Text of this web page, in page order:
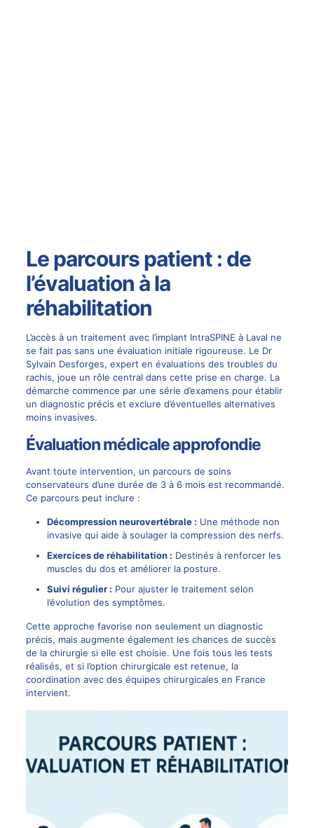
Le parcours patient : de
l’évaluation à la
réhabilitation
L’accès à un traitement avec l’implant IntraSPINE à Laval ne
se fait pas sans une évaluation initiale rigoureuse. Le Dr
Sylvain Desforges, expert en évaluations des troubles du
rachis, joue un rôle central dans cette prise en charge. La
démarche commence par une série d’examens pour établir
un diagnostic précis et exclure d’éventuelles alternatives
moins invasives.
Évaluation médicale approfondie
Avant toute intervention, un parcours de soins
conservateurs d’une durée de 3 à 6 mois est recommandé.
Ce parcours peut inclure :
Décompression neurovertébrale: Une méthode non
invasive qui aide à soulager la compression des nerfs.
Exercices de réhabilitation : Destinés à renforcer les
muscles du dos et améliorer la posture.
Suivi régulier : Pour ajuster le traitement selon
l’évolution des symptômes.
Cette approche favorise non seulement un diagnostic
précis, mais augmente également les chances de succès
de la chirurgie si elle est choisie. Une fois tous les tests
réalisés, et si l’option chirurgicale est retenue, la
coordination avec des équipes chirurgicales en France
intervient.